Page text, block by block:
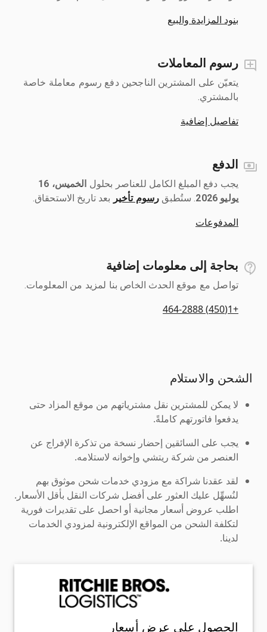
بنود المزايدة والبيع
رسوم المعاملات
يتعيّن على المشترين الناجحين دفع رسوم معاملة خاصة
بالمشتري.
تفاصيل إضافية
الدفع
يجب دفع المبلغ الكامل للعناصر بحلول ‎
الخميس، 16
يوليو 2026
رسوم تأخير بعد تاريخ الاستحقاق.
المدفوعات
بحاجة إلى معلومات إضافية
تواصل مع موقع الحدث الخاص بنا لمزيد من المعلومات.
+1(450) 464-2888
الشحن والاستلام
لا يمكن للمشترين نقل مشترياتهم من موقع المزاد حتى
يدفعوا فاتورتهم كاملةً.
يجب على السائقين إحضار نسخة من تذكرة الإفراج عن
العنصر من شركة ريتشي وإخوانه لاستلامه.
لقد عقدنا شراكة مع مزودي خدمات شحن موثوق بهم
لنُسهِّل عليك العثور على أفضل شركات النقل بأقل الأسعار.
اطلب عروض أسعار مجانية أو احصل على تقديرات فورية
لتكلفة الشحن من المواقع الإلكترونية لمزودي الخدمات
لدينا.
الحصول على عرض أسعار